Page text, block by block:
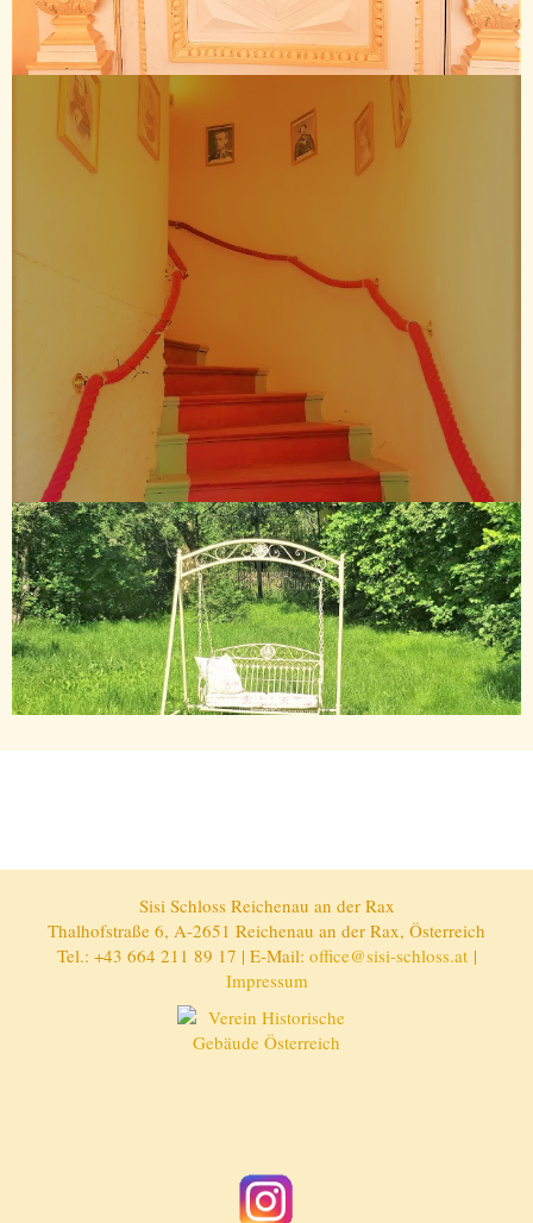
Sisi Schloss Reichenau an der Rax
Thalhofstraße 6, A-2651 Reichenau an der Rax, Österreich
Tel.: +43 664 211 89 17 | E-Mail: office@sisi-schloss.at|
Impressum